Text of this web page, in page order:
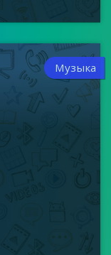
Музыка